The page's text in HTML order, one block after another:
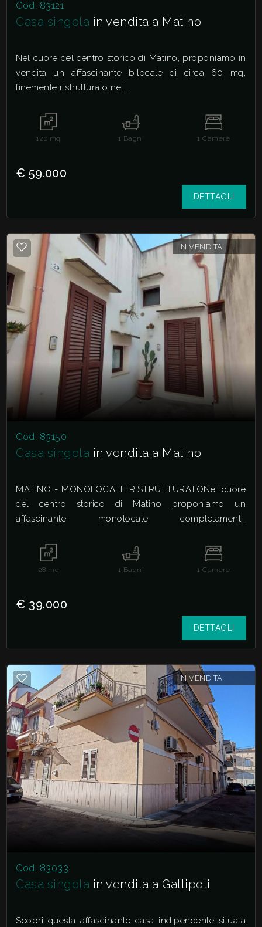
Cod. 83121
Casa singola in vendita a Matino
Nel cuore del centro storico di Matino, proponiamo in
vendita un affascinante bilocale di circa 60 mq,
finemente ristrutturato nel...
120 mq 1 Bagni 1 Camere
€ 59.000
DETTAGLI
IN VENDITA
Cod. 83150
Casa singola in vendita a Matino
MATINO - MONOLOCALE RISTRUTTURATONel cuore
del centro storico di Matino proponiamo un
affascinante monolocale completamente
28 mq 1 Bagni 1 Camere
€ 39.000
DETTAGLI
IN VENDITA
Cod. 83033
Casa singola in vendita a Gallipoli
Scopri questa affascinante casa indipendente situata